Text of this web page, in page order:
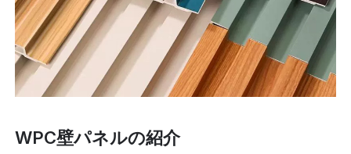
WPC壁パネルの紹介